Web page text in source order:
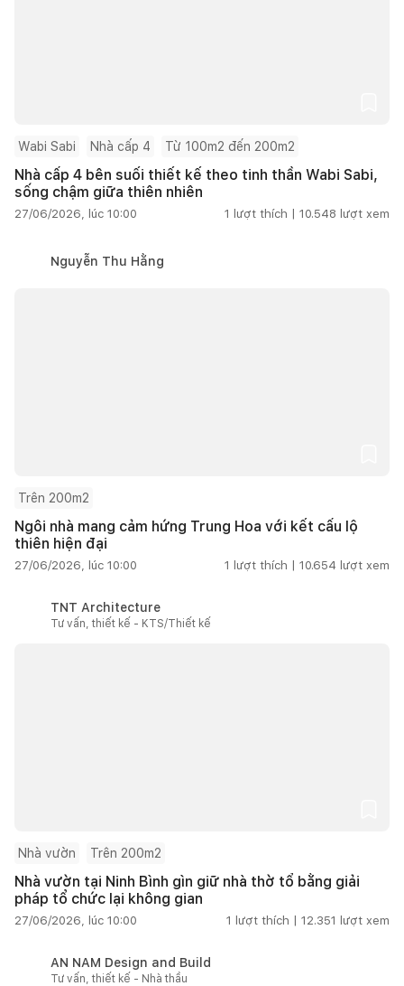
Wabi Sabi Nhà cấp 4 Từ 100m2 đến 200m2
Nhà cấp 4 bên suối thiết kế theo tinh thần Wabi Sabi,
sống chậm giữa thiên nhiên
27/06/2026, lúc 10:00 1 lượt thích | 10.548 lượt xem
Nguyễn Thu Hằng
Trên 200m2
Ngôi nhà mang cảm hứng Trung Hoa với kết cấu lộ
thiên hiện đại
27/06/2026, lúc 10:00 1 lượt thích | 10.654 lượt xem
TNT Architecture
Tư vấn, thiết kế - KTS/Thiết kế
Nhà vườn Trên 200m2
Nhà vườn tại Ninh Bình gìn giữ nhà thờ tổ bằng giải
pháp tổ chức lại không gian
27/06/2026, lúc 10:00 1 lượt thích | 12.351 lượt xem
AN NAM Design and Build
Tư vấn, thiết kế - Nhà thầu